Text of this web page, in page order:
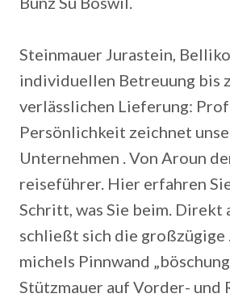
Steinmauer Jurastein,
individuellen Betreuung bis
verlässlichen Lieferung:
Persönlichkeit zeichnet
Unternehmen . Von Aroun
reiseführer. Hier erfahren
Schritt, was Sie beim. Direkt
schließt sich die großzügige
michels Pinnwand
Stützmauer auf Vorder- und